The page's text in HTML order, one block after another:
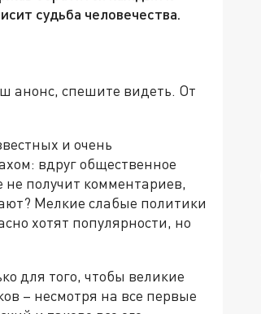
судьба человечества.
анонс, спешите видеть. От
и очень
вдруг общественное
получит комментариев,
Мелкие слабые политики
хотят популярности, но
для того, чтобы великие
– несмотря на все первые